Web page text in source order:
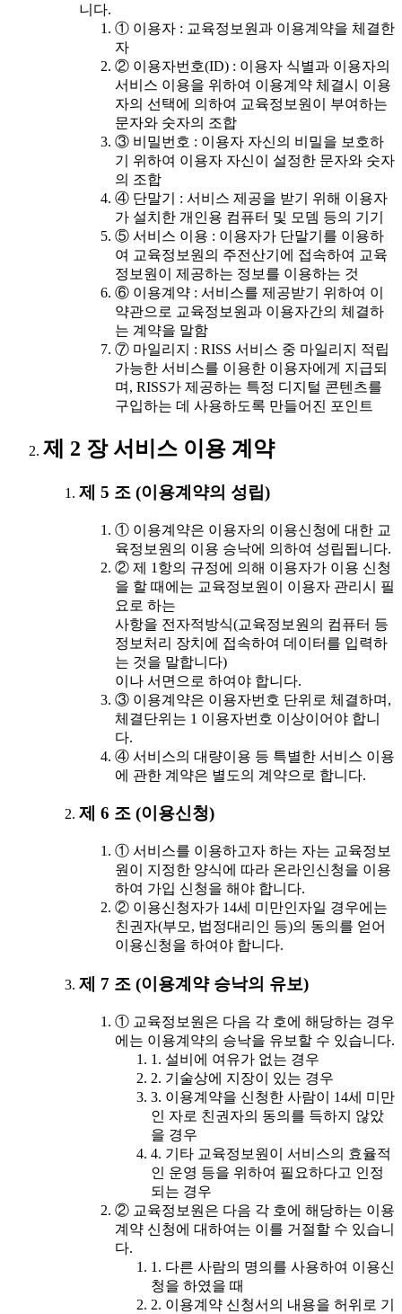
니다.
① 이용자 : 교육정보원과 이용계약을 체결한
자
② 이용자번호(ID) : 이용자 식별과 이용자의
서비스 이용을 위하여 이용계약 체결시 이용
자의 선택에 의하여 교육정보원이 부여하는
문자와 숫자의 조합
③ 비밀번호 : 이용자 자신의 비밀을 보호하
기 위하여 이용자 자신이 설정한 문자와 숫자
의 조합
④ 단말기 : 서비스 제공을 받기 위해 이용자
가 설치한 개인용 컴퓨터 및 모뎀 등의 기기
⑤ 서비스 이용 : 이용자가 단말기를 이용하
여 교육정보원의 주전산기에 접속하여 교육
정보원이 제공하는 정보를 이용하는 것
⑥ 이용계약 : 서비스를 제공받기 위하여 이
약관으로 교육정보원과 이용자간의 체결하
는 계약을 말함
⑦ 마일리지 : RISS 서비스 중 마일리지 적립
가능한 서비스를 이용한 이용자에게 지급되
며, RISS가 제공하는 특정 디지털 콘텐츠를
구입하는 데 사용하도록 만들어진 포인트
제 2 장 서비스 이용 계약
제 5 조 (이용계약의 성립)
① 이용계약은 이용자의 이용신청에 대한 교
육정보원의 이용 승낙에 의하여 성립됩니다.
② 제 1항의 규정에 의해 이용자가 이용 신청
을 할 때에는 교육정보원이 이용자 관리시 필
요로 하는
사항을 전자적방식(교육정보원의 컴퓨터 등
정보처리 장치에 접속하여 데이터를 입력하
는 것을 말합니다)
이나 서면으로 하여야 합니다.
③ 이용계약은 이용자번호 단위로 체결하며,
체결단위는 1 이용자번호 이상이어야 합니
다.
④ 서비스의 대량이용 등 특별한 서비스 이용
에 관한 계약은 별도의 계약으로 합니다.
제 6 조 (이용신청)
① 서비스를 이용하고자 하는 자는 교육정보
원이 지정한 양식에 따라 온라인신청을 이용
하여 가입 신청을 해야 합니다.
② 이용신청자가 14세 미만인자일 경우에는
친권자(부모, 법정대리인 등)의 동의를 얻어
이용신청을 하여야 합니다.
제 7 조 (이용계약 승낙의 유보)
① 교육정보원은 다음 각 호에 해당하는 경우
에는 이용계약의 승낙을 유보할 수 있습니다.
1. 설비에 여유가 없는 경우
2. 기술상에 지장이 있는 경우
3. 이용계약을 신청한 사람이 14세 미만
인 자로 친권자의 동의를 득하지 않았
을 경우
4. 기타 교육정보원이 서비스의 효율적
인 운영 등을 위하여 필요하다고 인정
되는 경우
② 교육정보원은 다음 각 호에 해당하는 이용
계약 신청에 대하여는 이를 거절할 수 있습니
다.
1. 다른 사람의 명의를 사용하여 이용신
청을 하였을 때
2. 이용계약 신청서의 내용을 허위로 기